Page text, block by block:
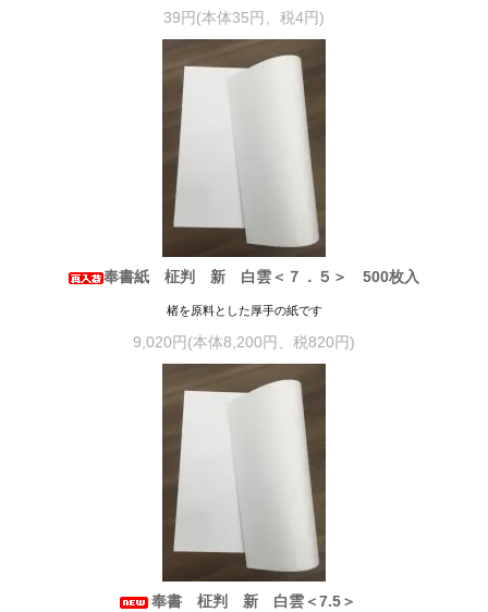
39円(本体35円、税4円)
奉書紙 柾判 新 白雲＜７．５＞ 500枚入
楮を原料とした厚手の紙です
9,020円(本体8,200円、税820円)
奉書 柾判 新 白雲＜7.5＞